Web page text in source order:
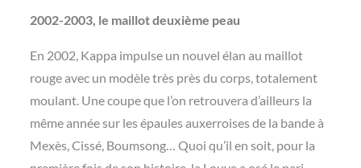
2002-2003, le maillot deuxième peau
En 2002, Kappa impulse un nouvel élan au maillot
rouge avec un modèle très près du corps, totalement
moulant. Une coupe que l’on retrouvera d’ailleurs la
même année sur les épaules auxerroises de la bande à
Mexès, Cissé, Boumsong… Quoi qu’il en soit, pour la